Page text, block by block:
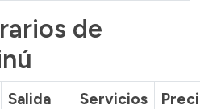
de
Salida Servicios